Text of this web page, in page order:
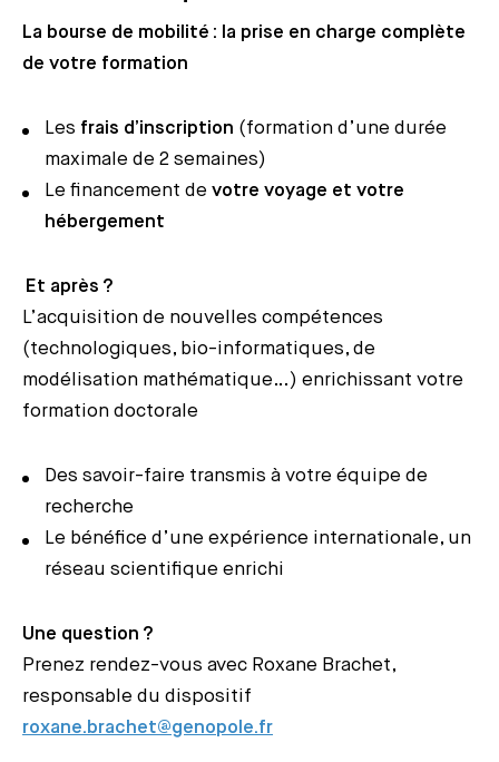
La bourse de mobilité : la prise en charge complète
de votre formation
Les frais d’inscription (formation d’une durée
maximale de 2 semaines)
Le financement de votre voyage et votre
hébergement
Et après ?
L’acquisition de nouvelles compétences
(technologiques, bio-informatiques, de
modélisation mathématique…) enrichissant votre
formation doctorale
Des savoir-faire transmis à votre équipe de
recherche
Le bénéfice d’une expérience internationale, un
réseau scientifique enrichi
Une question ?
Prenez rendez-vous avec Roxane Brachet,
responsable du dispositif
roxane.brachet@genopole.fr